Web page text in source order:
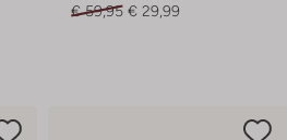
€ 59,95 € 29,99